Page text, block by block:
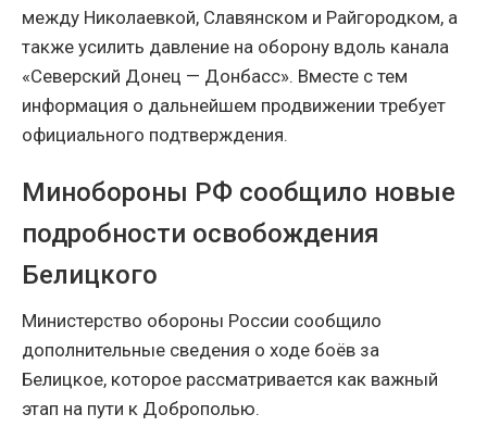
между Николаевкой, Славянском и Райгородком, а
также усилить давление на оборону вдоль канала
«Северский Донец — Донбасс». Вместе с тем
информация о дальнейшем продвижении требует
официального подтверждения.
Минобороны РФ сообщило новые
подробности освобождения
Белицкого
Министерство обороны России сообщило
дополнительные сведения о ходе боёв за
Белицкое, которое рассматривается как важный
этап на пути к Доброполью.